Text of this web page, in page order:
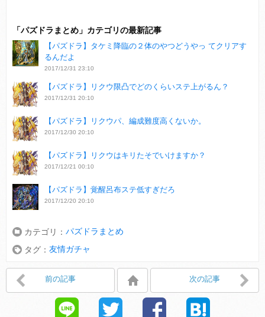
「パズドラまとめ」カテゴリの最新記事
【パズドラ】タケミ降臨の２体のやつどうやっ てクリアす
るんだよ
2017/12/31 23:10
【パズドラ】リクウ限凸でどのくらいステ上がるん？
2017/12/31 20:10
【パズドラ】リクウパ、編成難度高くないか。
2017/12/30 20:10
【パズドラ】リクウはキリたそでいけますか？
2017/12/21 00:10
【パズドラ】覚醒呂布ステ低すぎだろ
2017/12/20 20:10
カテゴリ： パズドラまとめ
タグ： 友情ガチャ
前の記事 次の記事